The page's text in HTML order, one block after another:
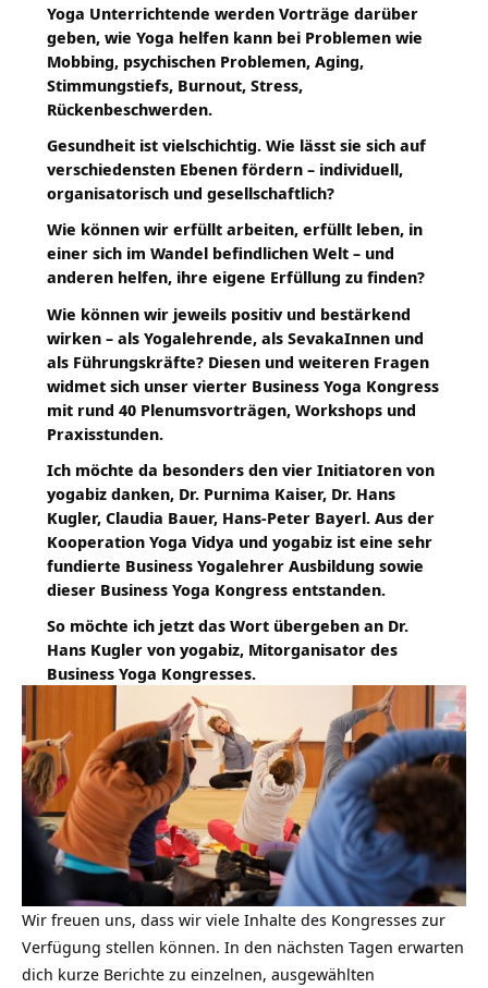
Yoga Unterrichtende werden Vorträge darüber
geben, wie Yoga helfen kann bei Problemen wie
Mobbing, psychischen Problemen, Aging,
Stimmungstiefs, Burnout, Stress,
Rückenbeschwerden.
Gesundheit ist vielschichtig. Wie lässt sie sich auf
verschiedensten Ebenen fördern – individuell,
organisatorisch und gesellschaftlich?
Wie können wir erfüllt arbeiten, erfüllt leben, in
einer sich im Wandel befindlichen Welt – und
anderen helfen, ihre eigene Erfüllung zu finden?
Wie können wir jeweils positiv und bestärkend
wirken – als Yogalehrende, als SevakaInnen und
als Führungskräfte? Diesen und weiteren Fragen
widmet sich unser vierter Business Yoga Kongress
mit rund 40 Plenumsvorträgen, Workshops und
Praxisstunden.
Ich möchte da besonders den vier Initiatoren von
yogabiz danken, Dr. Purnima Kaiser, Dr. Hans
Kugler, Claudia Bauer, Hans-Peter Bayerl. Aus der
Kooperation Yoga Vidya und yogabiz ist eine sehr
fundierte Business Yogalehrer Ausbildung sowie
dieser Business Yoga Kongress entstanden.
So möchte ich jetzt das Wort übergeben an Dr.
Hans Kugler von yogabiz, Mitorganisator des
Business Yoga Kongresses.
Wir freuen uns, dass wir viele Inhalte des Kongresses zur
Verfügung stellen können. In den nächsten Tagen erwarten
dich kurze Berichte zu einzelnen, ausgewählten